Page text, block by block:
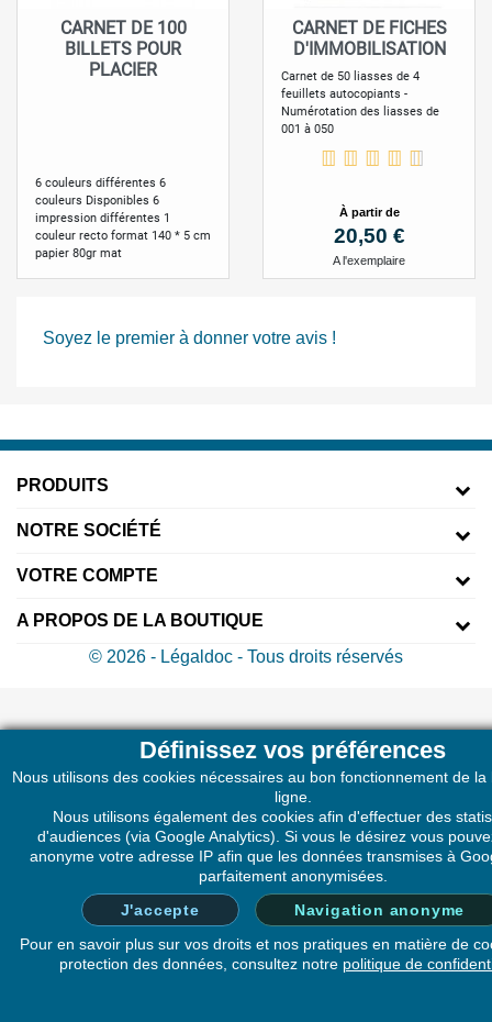
CARNET DE 100
BILLETS POUR
PLACIER
6 couleurs différentes 6
couleurs Disponibles 6
impression différentes 1
couleur recto format 140 * 5 cm
papier 80gr mat
CARNET DE FICHES
D'IMMOBILISATION
Carnet de 50 liasses de 4
feuillets autocopiants -
Numérotation des liasses de
001 à 050
à partir de
Prix
20,50 €
A l'exemplaire
Soyez le premier à donner votre avis !
PRODUITS
NOTRE SOCIÉTÉ
VOTRE COMPTE
A PROPOS DE LA BOUTIQUE
Définissez vos préférences
Nous utilisons des cookies nécessaires au bon fonctionnement de la
ligne.
Nous utilisons également des cookies afin d'effectuer des
d'audiences (via Google Analytics). Si vous le désirez vous
anonyme votre adresse IP afin que les données transmises à
parfaitement anonymisées.
J'accepte
Navigation anonyme
Pour en savoir plus sur vos droits et nos pratiques en matière de
protection des données, consultez notre politique de
© 2026 - Légaldoc - Tous droits réservés